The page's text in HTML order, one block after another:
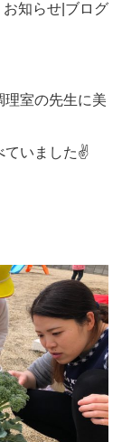
お知らせ ブログ
理室の先生に美
ていました✌️